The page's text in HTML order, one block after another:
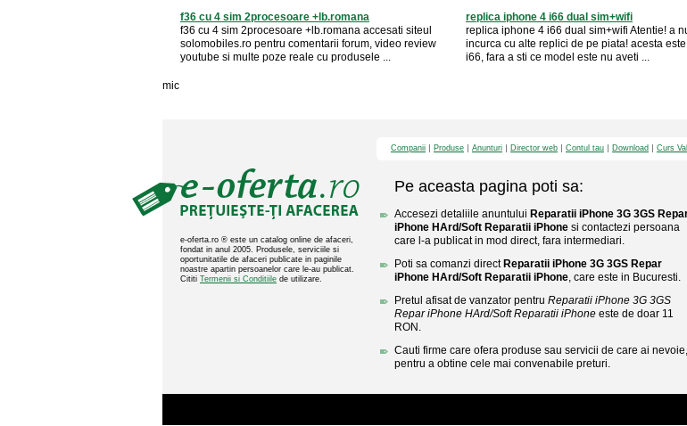
f36 cu 4 sim 2procesoare +lb.romana
f36 cu 4 sim 2procesoare +lb.romana accesati siteul
solomobiles.ro pentru comentarii forum, video review
youtube si multe poze reale cu produsele ...
replica iphone 4 i66 dual sim+wifi
replica iphone 4 i66 dual sim+wifi Atentie! a
incurca cu alte replici de pe piata! acesta este
i66, fara a sti ce model este nu aveti ...
mic
e-oferta.ro ® este un catalog online de afaceri,
fondat in anul 2005. Produsele, serviciile si
oportunitatile de afaceri publicate in paginile
noastre apartin persoanelor care le-au publicat.
Cititi Termenii si Conditiile de utilizare.
Companii Produse Anunturi Director web Contul tau Download Curs
Pe aceasta pagina poti sa:
Accesezi detaliile anuntului Reparatii iPhone 3G 3GS
iPhone HArd/Soft Reparatii iPhone si contactezi persoana
care l-a publicat in mod direct, fara intermediari.
Poti sa comanzi direct Reparatii iPhone 3G 3GS Repar
iPhone HArd/Soft Reparatii iPhone, care este in Bucuresti.
Pretul afisat de vanzator pentru Reparatii iPhone 3G 3GS
Repar iPhone HArd/Soft Reparatii iPhone este de doar 11
RON.
Cauti firme care ofera produse sau servicii de care ai nevoie,
pentru a obtine cele mai convenabile preturi.